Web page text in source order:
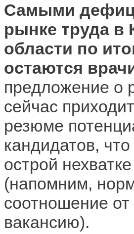
Самыми
рынке труда в
области по
остаются
предложение о
сейчас
резюме
кандидатов,
острой
(напомним,
соотношение
вакансию).